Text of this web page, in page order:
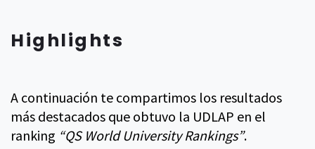
Highlights
A continuación te compartimos los resultados
más destacados que obtuvo la UDLAP en el
ranking “QS World University Rankings”.